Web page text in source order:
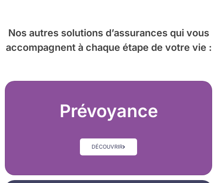
Nos autres solutions d’assurances qui vous
accompagnent à chaque étape de votre vie :
Prévoyance
DÉCOUVRIR